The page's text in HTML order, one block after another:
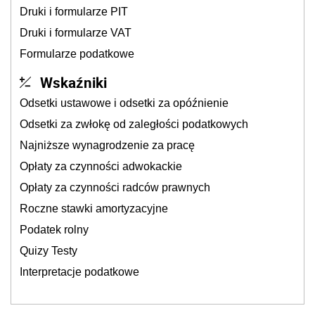
Druki i formularze PIT
Druki i formularze VAT
Formularze podatkowe
Wskaźniki
Odsetki ustawowe i odsetki za opóźnienie
Odsetki za zwłokę od zaległości podatkowych
Najniższe wynagrodzenie za pracę
Opłaty za czynności adwokackie
Opłaty za czynności radców prawnych
Roczne stawki amortyzacyjne
Podatek rolny
Quizy Testy
Interpretacje podatkowe